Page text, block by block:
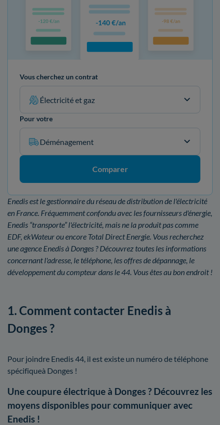
Vous cherchez un contrat
Électricité et gaz
Pour votre
Déménagement
Comparer
Enedis est le gestionnaire du réseau de distribution de l'électricité
en France. Fréquemment confondu avec les fournisseurs d'énergie,
Enedis “transporte” l'électricité, mais ne la produit pas comme
EDF, ekWateur ou encore Total Direct Energie. Vous recherchez
une agence Enedis à Donges ? Découvrez toutes les informations
concernant l'adresse, le téléphone, les offres de dépannage, le
développement du compteur dans le 44. Vous êtes au bon endroit !
1. Comment contacter Enedis à
Donges ?
Pour joindre Enedis 44, il est existe un numéro de téléphone
spécifiqueà Donges !
Une coupure électrique à Donges ? Découvrez les
moyens disponibles pour communiquer avec
Enedis !